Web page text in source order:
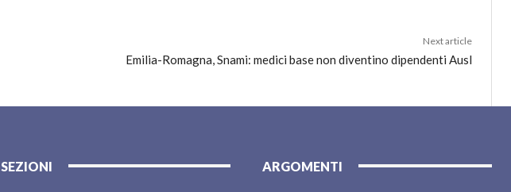
Next article
Emilia-Romagna, Snami: medici base non diventino dipendenti Ausl
SEZIONI ARGOMENTI